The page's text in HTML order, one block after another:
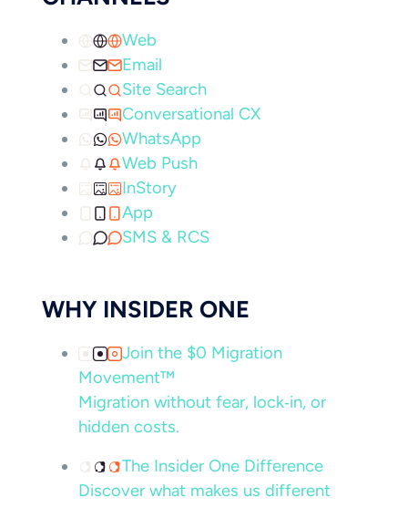
Web
Email
Site Search
Conversational CX
WhatsApp
Web Push
InStory
App
SMS & RCS
WHY INSIDER ONE
Join the $0 Migration
Movement™
Migration without fear, lock‑in, or
hidden costs.
The Insider One Difference
Discover what makes us different